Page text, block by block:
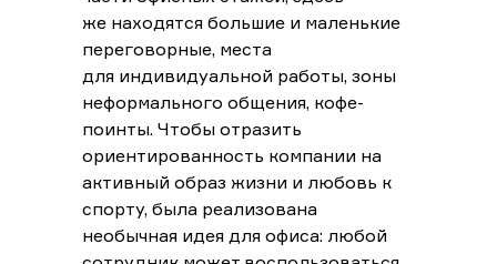
же находятся большие и маленькие
переговорные, места
для индивидуальной работы, зоны
неформального общения, кофе-
поинты. Чтобы отразить
ориентированность компании на
активный образ жизни и любовь к
спорту, была реализована
необычная идея для офиса: любой